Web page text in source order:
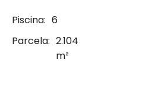
Piscina: 6
Parcela: 2.104
m²